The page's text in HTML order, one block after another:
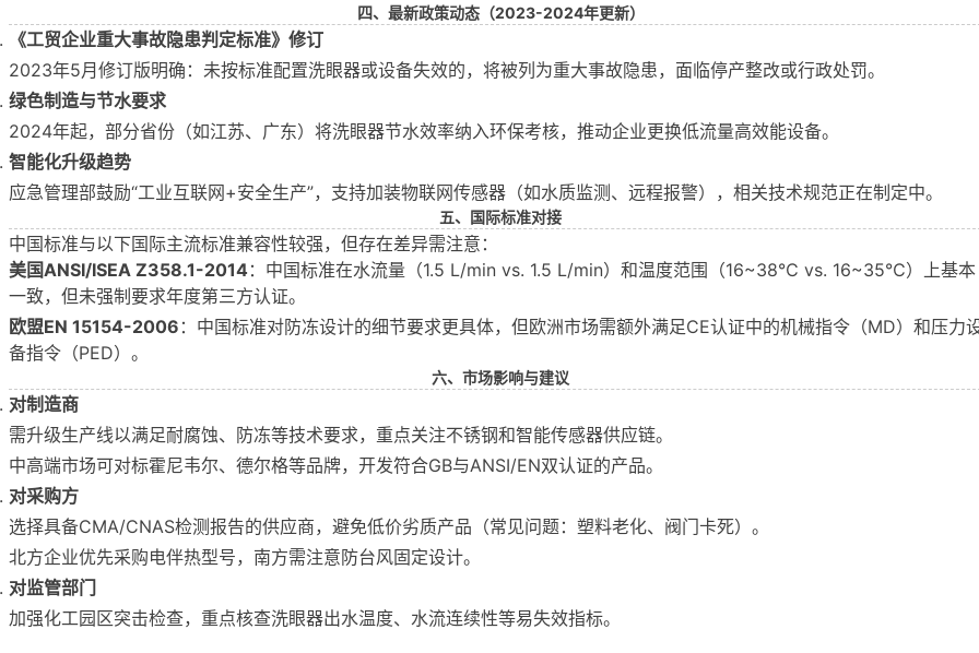
四、最新政策动态（2023-2024年更新）
《工贸企业重大事故隐患判定标准》修订
2023年5月修订版明确：未按标准配置洗眼器或设备失效的，将被列为重大事故隐患，面临停产整改或行政处罚。
绿色制造与节水要求
2024年起，部分省份（如江苏、广东）将洗眼器节水效率纳入环保考核，推动企业更换低流量高效能设备。
智能化升级趋势
应急管理部鼓励“工业互联网+安全生产”，支持加装物联网传感器（如水质监测、远程报警），相关技术规范正在制定中。
五、国际标准对接
中国标准与以下国际主流标准兼容性较强，但存在差异需注意：
美国ANSI/ISEA Z358.1-2014 ：中国标准在水流量（1.5 L/min vs. 1.5 L/min）和温度范围（16~38℃ vs. 16~35℃）上基本
一致，但未强制要求年度第三方认证。
欧盟EN 15154-2006 ：中国标准对防冻设计的细节要求更具体，但欧洲市场需额外满足CE认证中的机械指令（MD）和压力
备指令（PED）。
六、市场影响与建议
对制造商
需升级生产线以满足耐腐蚀、防冻等技术要求，重点关注不锈钢和智能传感器供应链。
中高端市场可对标霍尼韦尔、德尔格等品牌，开发符合GB与ANSI/EN双认证的产品。
对采购方
选择具备CMA/CNAS检测报告的供应商，避免低价劣质产品（常见问题：塑料老化、阀门卡死）。
北方企业优先采购电伴热型号，南方需注意防台风固定设计。
对监管部门
加强化工园区突击检查，重点核查洗眼器出水温度、水流连续性等易失效指标。